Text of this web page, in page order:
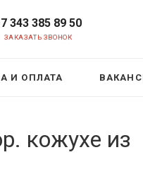
343 385 89 50
ЗАКАЗАТЬ ЗВОНОК
И ОПЛАТА
кожухе из